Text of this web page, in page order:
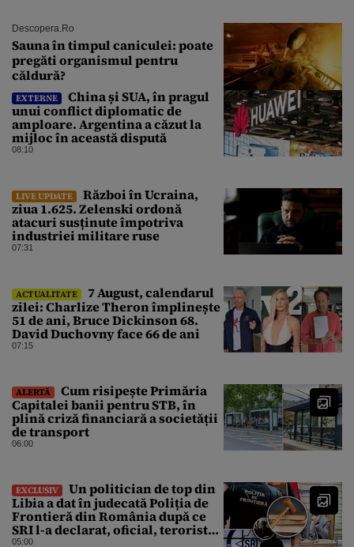
Descopera.ro
Sauna în timpul caniculei: poate
pregăti organismul pentru
căldură?
EXTERNE
China și SUA, în pragul
unui conflict diplomatic de
amploare. Argentina a căzut la
mijloc în această dispută
08:10
LIVE UPDATE
Război în Ucraina,
ziua 1.625. Zelenski ordonă
atacuri susținute împotriva
industriei militare ruse
07:31
ACTUALITATE
7 August, calendarul
zilei: Charlize Theron împlinește
51 de ani, Bruce Dickinson 68.
David Duchovny face 66 de ani
07:15
ALERTĂ
Cum risipește Primăria
Capitalei banii pentru STB, în
plină criză financiară a societății
de transport
06:00
EXCLUSIV
Un politician de top din
Libia a dat în judecată Poliția de
Frontieră din România după ce
SRI l-a declarat, oficial, terorist
ISIS
05:00